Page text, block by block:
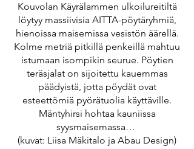
Kouvolan Käyrälammen ulkoilureitiltä
löytyy massiivisia AITTA-pöytäryhmiä,
hienoissa maisemissa vesistön äärellä.
Kolme metriä pitkillä penkeillä mahtuu
istumaan isompikin seurue. Pöytien
teräsjalat on sijoitettu kauemmas
päädyistä, jotta pöydät ovat
esteettömiä pyörätuolia käyttäville.
Mäntyhirsi hohtaa kauniissa
syysmaisemassa…
(kuvat: Liisa Mäkitalo ja Abau Design)